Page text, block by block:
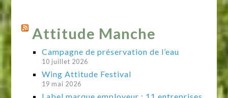
Attitude Manche
Campagne de préservation de l’eau
10 juillet 2026
Wing Attitude Festival
19 mai 2026